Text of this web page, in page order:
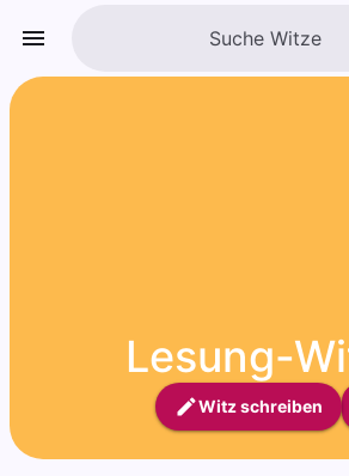
Lesung-
Witz schreiben